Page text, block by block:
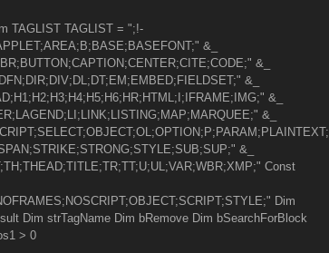
TAGLIST TAGLIST = ";!-
&_
&_
&_
&_
&_
&_
Const
Dim
Dim strTagName Dim bRemove Dim bSearchForBlock
> 0